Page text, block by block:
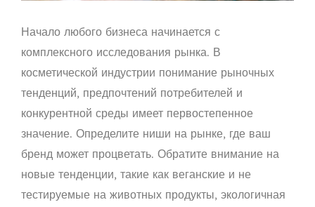
Начало любого бизнеса начинается с
комплексного исследования рынка. В
косметической индустрии понимание рыночных
тенденций, предпочтений потребителей и
конкурентной среды имеет первостепенное
значение. Определите ниши на рынке, где ваш
бренд может процветать. Обратите внимание на
новые тенденции, такие как веганские и не
тестируемые на животных продукты, экологичная